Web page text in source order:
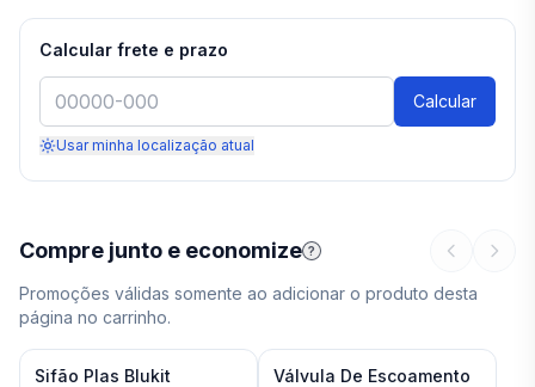
Compre junto e economize ?
Promoções válidas somente ao adicionar o produto desta
página no carrinho.
Sifão Plas Blukit
Válvula De Escoamento
Calcular frete e prazo
Calcular
Usar minha localização atual